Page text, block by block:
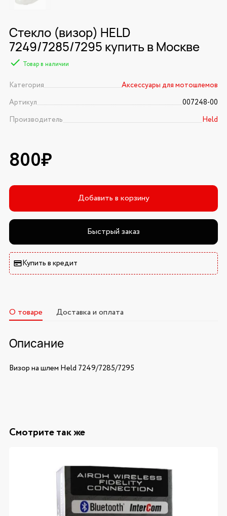
Стекло (визор) HELD
7249/7285/7295 купить в Москве
Товар в наличии
Категория
Аксессуары для мотошлемов
Артикул
007248-00
Производитель
Held
800₽
Добавить в корзину
Быстрый заказ
Купить в кредит
О товаре Доставка и оплата
Описание
Визор на шлем Held 7249/7285/7295
Смотрите так же